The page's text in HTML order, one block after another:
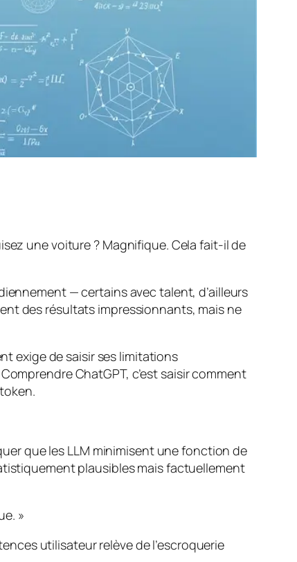
une voiture ? Magnifique. Cela fait-il de
— certains avec talent, d’ailleurs
des résultats impressionnants, mais ne
exige de saisir ses limitations
ChatGPT, c’est saisir comment
que les LLM minimisent une fonction de
plausibles mais factuellement
»
utilisateur relève de l’escroquerie